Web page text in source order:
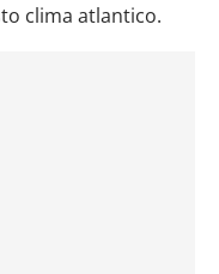
clima atlantico.